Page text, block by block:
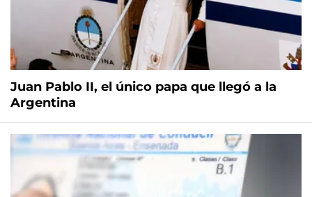
Juan Pablo II, el único papa que llegó a la
Argentina